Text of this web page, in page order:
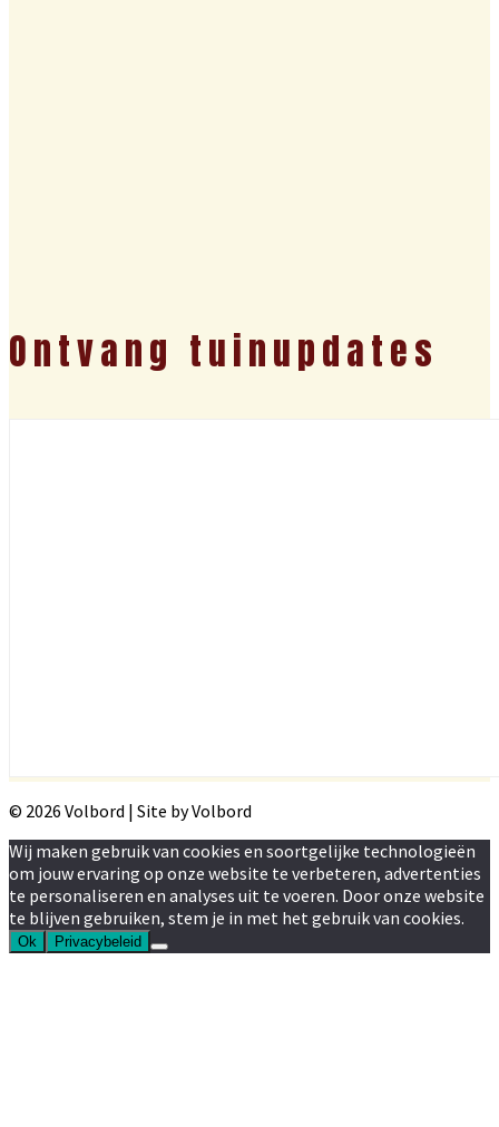
Ontvang tuinupdates
© 2026 Volbord | Site by Volbord
Wij maken gebruik van cookies en soortgelijke technologieën
om jouw ervaring op onze website te verbeteren, advertenties
te personaliseren en analyses uit te voeren. Door onze website
te blijven gebruiken, stem je in met het gebruik van cookies.
Ok Privacybeleid